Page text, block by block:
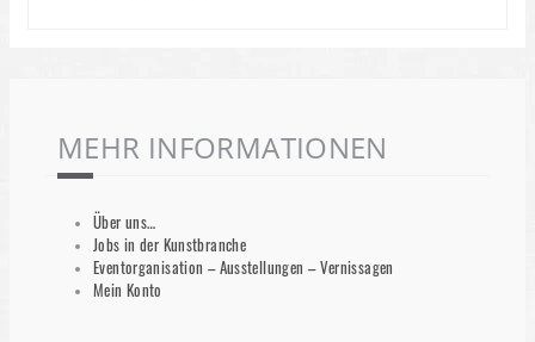
MEHR INFORMATIONEN
Über uns…
Jobs in der Kunstbranche
Eventorganisation – Ausstellungen – Vernissagen
Mein Konto